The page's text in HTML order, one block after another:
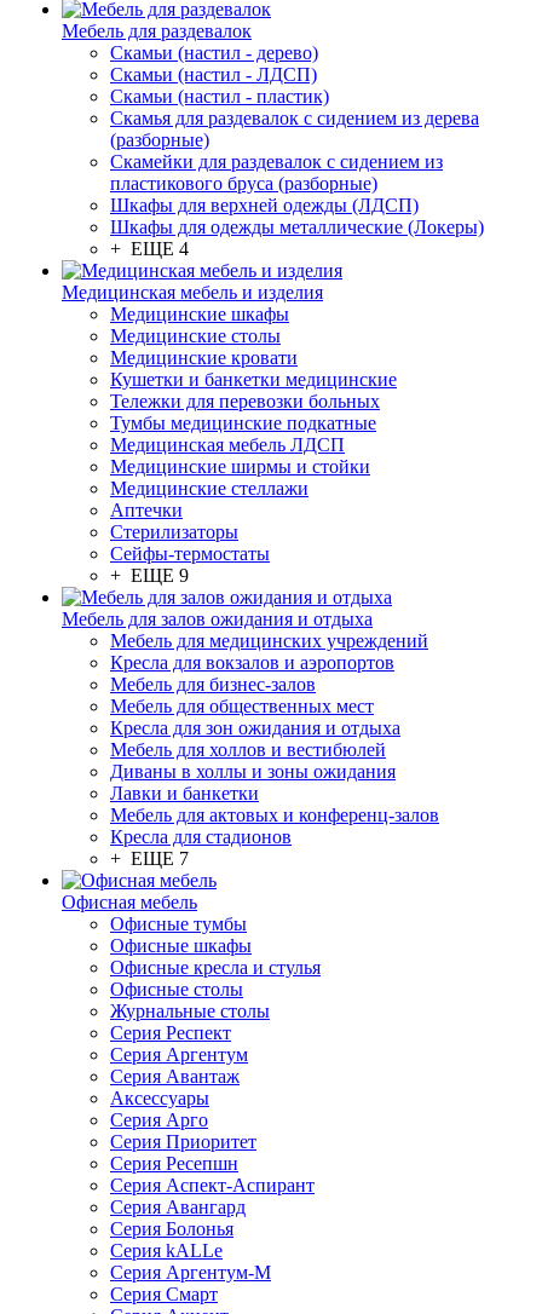
Мебель для раздевалок
Скамьи (настил - дерево)
Скамьи (настил - ЛДСП)
Скамьи (настил - пластик)
Скамья для раздевалок с сидением из дерева
(разборные)
Скамейки для раздевалок с сидением из
пластикового бруса (разборные)
Шкафы для верхней одежды (ЛДСП)
Шкафы для одежды металлические (Локеры)
+ ЕЩЕ 4
Медицинская мебель и изделия
Медицинские шкафы
Медицинские столы
Медицинские кровати
Кушетки и банкетки медицинские
Тележки для перевозки больных
Тумбы медицинские подкатные
Медицинская мебель ЛДСП
Медицинские ширмы и стойки
Медицинские стеллажи
Аптечки
Стерилизаторы
Сейфы-термостаты
+ ЕЩЕ 9
Мебель для залов ожидания и отдыха
Мебель для медицинских учреждений
Кресла для вокзалов и аэропортов
Мебель для бизнес-залов
Мебель для общественных мест
Кресла для зон ожидания и отдыха
Мебель для холлов и вестибюлей
Диваны в холлы и зоны ожидания
Лавки и банкетки
Мебель для актовых и конференц-залов
Кресла для стадионов
+ ЕЩЕ 7
Офисная мебель
Офисные тумбы
Офисные шкафы
Офисные кресла и стулья
Офисные столы
Журнальные столы
Серия Респект
Серия Аргентум
Серия Авантаж
Аксессуары
Серия Арго
Серия Приоритет
Серия Ресепшн
Серия Аспект-Аспирант
Серия Авангард
Серия Болонья
Серия kALLe
Серия Аргентум-М
Серия Смарт